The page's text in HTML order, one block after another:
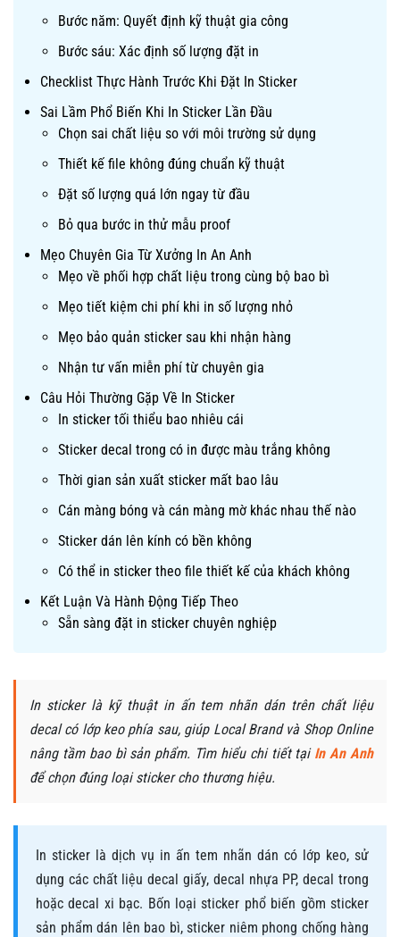
Bước năm: Quyết định kỹ thuật gia công
Bước sáu: Xác định số lượng đặt in
Checklist Thực Hành Trước Khi Đặt In Sticker
Sai Lầm Phổ Biến Khi In Sticker Lần Đầu
Chọn sai chất liệu so với môi trường sử dụng
Thiết kế file không đúng chuẩn kỹ thuật
Đặt số lượng quá lớn ngay từ đầu
Bỏ qua bước in thử mẫu proof
Mẹo Chuyên Gia Từ Xưởng In An Anh
Mẹo về phối hợp chất liệu trong cùng bộ bao bì
Mẹo tiết kiệm chi phí khi in số lượng nhỏ
Mẹo bảo quản sticker sau khi nhận hàng
Nhận tư vấn miễn phí từ chuyên gia
Câu Hỏi Thường Gặp Về In Sticker
In sticker tối thiểu bao nhiêu cái
Sticker decal trong có in được màu trắng không
Thời gian sản xuất sticker mất bao lâu
Cán màng bóng và cán màng mờ khác nhau thế nào
Sticker dán lên kính có bền không
Có thể in sticker theo file thiết kế của khách không
Kết Luận Và Hành Động Tiếp Theo
Sẵn sàng đặt in sticker chuyên nghiệp
In sticker là kỹ thuật in ấn tem nhãn dán trên chất liệu
decal có lớp keo phía sau, giúp Local Brand và Shop Online
nâng tầm bao bì sản phẩm. Tìm hiểu chi tiết tại In An Anh
để chọn đúng loại sticker cho thương hiệu.
In sticker là dịch vụ in ấn tem nhãn dán có lớp keo, sử
dụng các chất liệu decal giấy, decal nhựa PP, decal trong
hoặc decal xi bạc. Bốn loại sticker phổ biến gồm sticker
sản phẩm dán lên bao bì, sticker niêm phong chống hàng